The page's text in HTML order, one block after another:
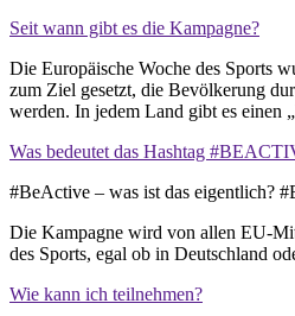
Seit wann gibt es die Kampagne?
Die Europäische Woche des Sports
zum Ziel gesetzt, die Bevölkerung
werden. In jedem Land gibt es einen
Was bedeutet das Hashtag
#BeActive – was ist das eigentlich?
Die Kampagne wird von allen EU-
des Sports, egal ob in Deutschland
Wie kann ich teilnehmen?